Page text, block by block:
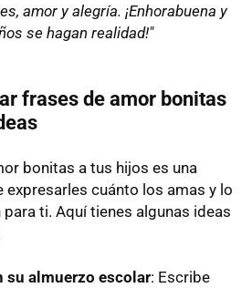
amor y alegría. ¡Enhorabuena y
se hagan realidad!"
frases de amor bonitas
bonitas a tus hijos es una
cuánto los amas y lo
ti. Aquí tienes algunas ideas
su almuerzo escolar: Escribe